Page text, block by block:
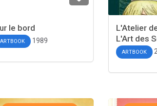
le bord
ARTBOOK 1989
L'Atelier
L'Art des
ARTBOOK